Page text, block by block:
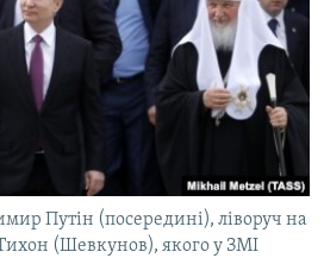
Путін (посередині), ліворуч на
(Шевкунов), якого у ЗМІ